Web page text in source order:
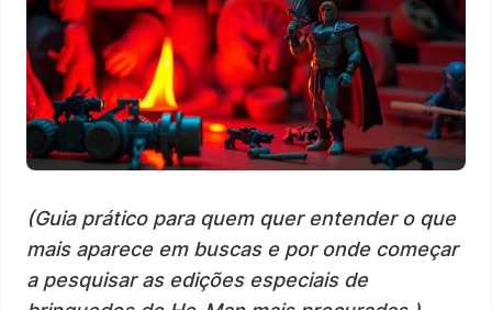
(Guia prático para quem quer entender o que
mais aparece em buscas e por onde começar
a pesquisar as edições especiais de